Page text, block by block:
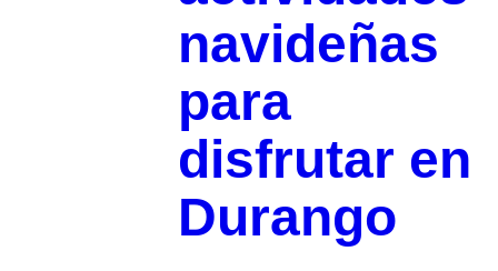
navideñas
para
disfrutar en
Durango